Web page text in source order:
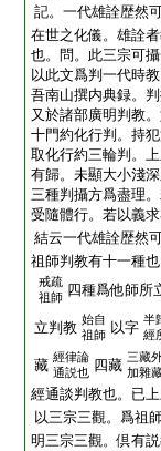
記。一代雄詮歴然
在世之化儀。雄詮
也。問。此三宗可
以此文爲判一代時
吾南山撰内典録。
又於諸部廣明判教
十門約化行判。持
取化行約三輪判。
有歸。未顯大小淺
三種判攝方爲盡理
受隨體行。若以義
結云一代雄詮歴然
祖師判教有十一種
戒疏
祖師 四種爲他師所
立判教 始自
祖師 以字 半
經
藏 經律論
通説也 四藏 三藏
加雜
經通談判教也。已
以三宗三觀。爲祖
明三宗三觀。倶有